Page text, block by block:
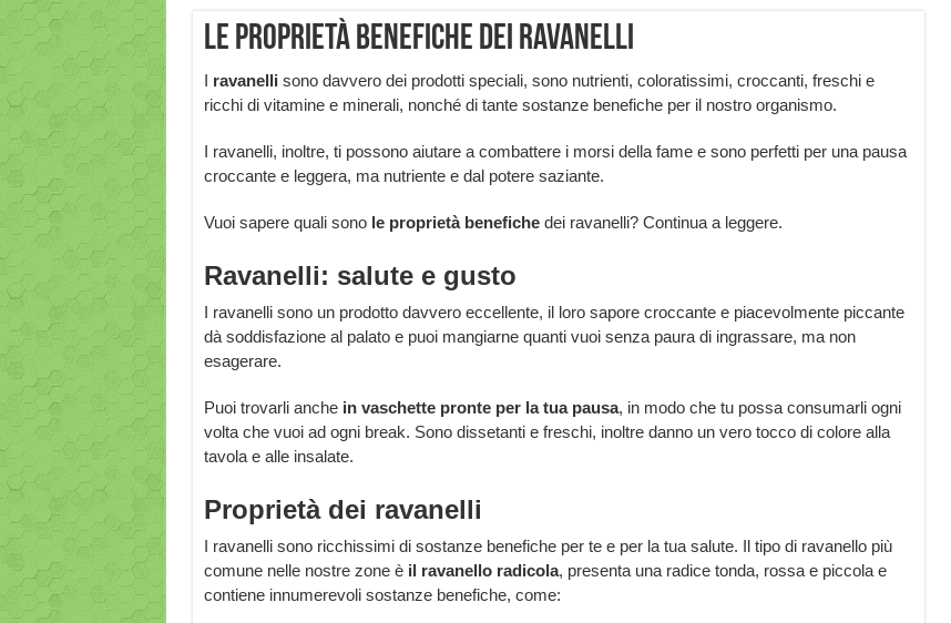
Le proprietà benefiche dei ravanelli
I ravanelli sono davvero dei prodotti speciali, sono nutrienti, coloratissimi, croccanti, freschi e
ricchi di vitamine e minerali, nonché di tante sostanze benefiche per il nostro organismo.
I ravanelli, inoltre, ti possono aiutare a combattere i morsi della fame e sono perfetti per una pausa
croccante e leggera, ma nutriente e dal potere saziante.
Vuoi sapere quali sono le proprietà benefichedei ravanelli? Continua a leggere.
Ravanelli: salute e gusto
I ravanelli sono un prodotto davvero eccellente, il loro sapore croccante e piacevolmente piccante
dà soddisfazione al palato e puoi mangiarne quanti vuoi senza paura di ingrassare, ma non
esagerare.
Puoi trovarli anche in vaschette pronte per la tua pausa, in modo che tu possa consumarli ogni
volta che vuoi ad ogni break. Sono dissetanti e freschi, inoltre danno un vero tocco di colore alla
tavola e alle insalate.
Proprietà dei ravanelli
I ravanelli sono ricchissimi di sostanze benefiche per te e per la tua salute. Il tipo di ravanello più
comune nelle nostre zone è il ravanello radicola, presenta una radice tonda, rossa e piccola e
contiene innumerevoli sostanze benefiche, come: